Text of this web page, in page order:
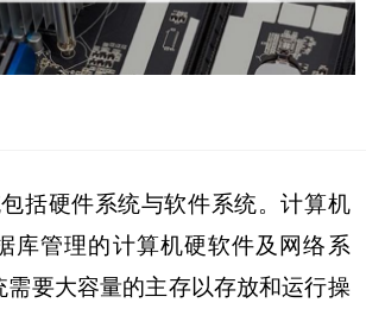
括硬件系统与软件系统。计算机
库管理的计算机硬软件及网络系
需要大容量的主存以存放和运行操